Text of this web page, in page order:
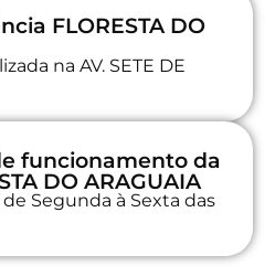
FLORESTA DO
na AV. SETE DE
funcionamento da
DO ARAGUAIA
Segunda à Sexta das